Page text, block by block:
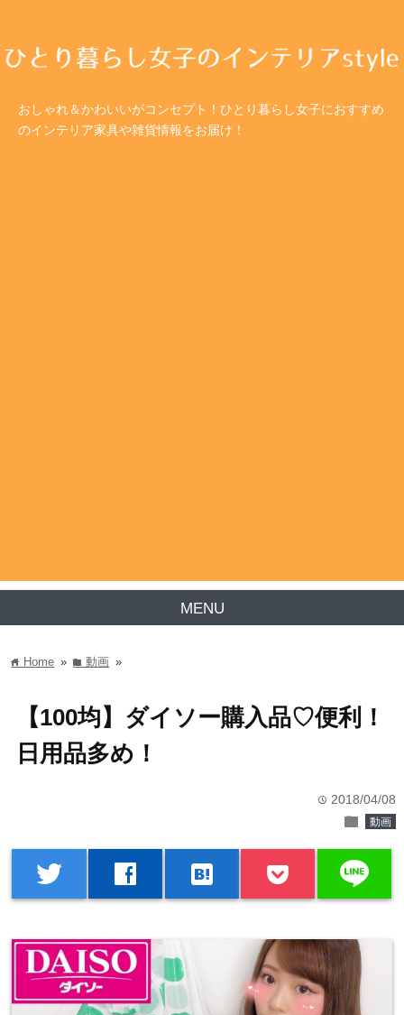
おしゃれ＆かわいいがコンセプト！ひとり暮らし女子におすすめ
のインテリア家具や雑貨情報をお届け！
MENU
home Home » folder動画 »
【100均】ダイソー購入品♡便利！
日用品多め！
time 2018/04/08
folder 動画
twitter facebook hatenabookmark line